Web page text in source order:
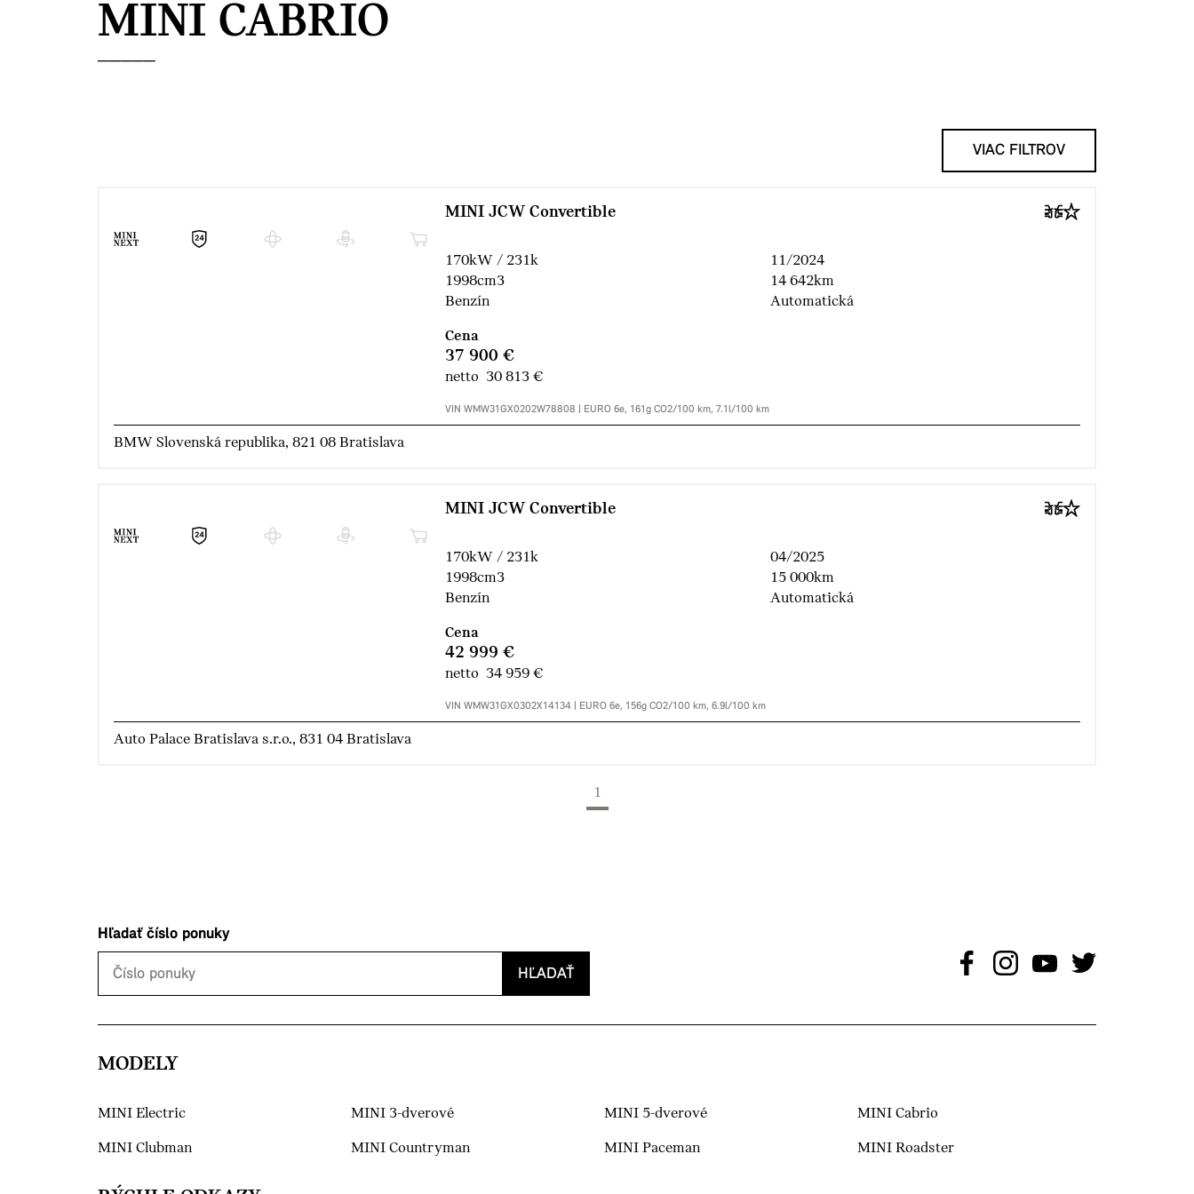
MINI CABRIO
VIAC FILTROV
MINI JCW Convertible
170kW / 231k
1998cm3
Benzín
11/2024
14 642km
Automatická
Cena
37 900 €
netto 30 813 €
VIN WMW31GX0202W78808 | EURO 6e, 161g CO2/100 km, 7.1l/100 km
BMW Slovenská republika, 821 08 Bratislava
MINI JCW Convertible
170kW / 231k
1998cm3
Benzín
04/2025
15 000km
Automatická
Cena
42 999 €
netto 34 959 €
VIN WMW31GX0302X14134 | EURO 6e, 156g CO2/100 km, 6.9l/100 km
Auto Palace Bratislava s.r.o., 831 04 Bratislava
1
Hľadať číslo ponuky
HĽADAŤ
MODELY
MINI Electric MINI 3-dverové MINI 5-dverové MINI Cabrio
MINI Clubman MINI Countryman MINI Paceman MINI Roadster